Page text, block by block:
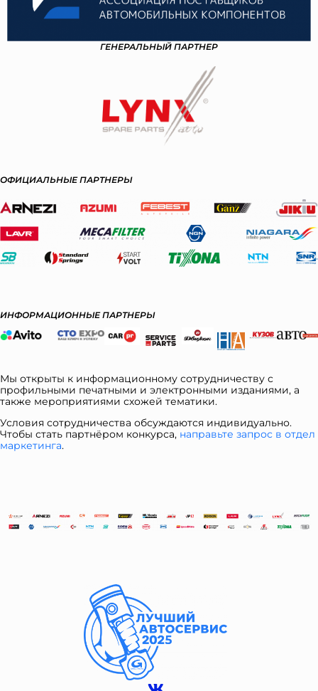
ГЕНЕРАЛЬНЫЙ ПАРТНЕР
ОФИЦИАЛЬНЫЕ ПАРТНЕРЫ
ИНФОРМАЦИОННЫЕ ПАРТНЕРЫ
Мы открыты к информационному сотрудничеству с
профильными печатными и электронными изданиями, а
также мероприятиями схожей тематики.
Условия сотрудничества обсуждаются индивидуально.
Чтобы стать партнёром конкурса, направьте запрос в отдел
маркетинга.